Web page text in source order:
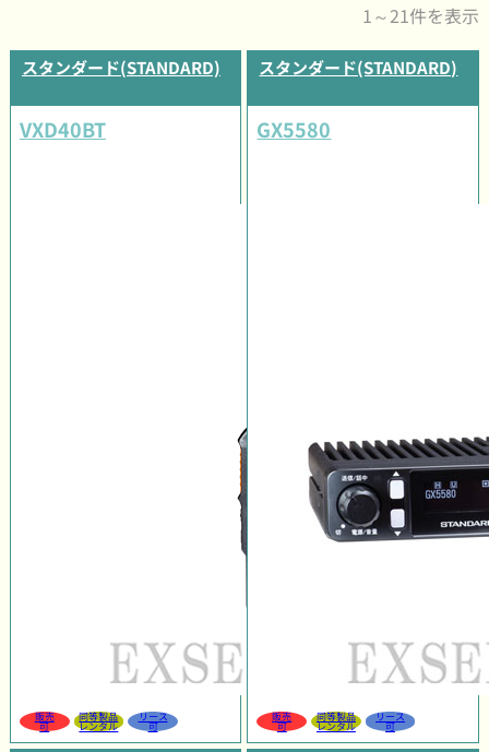
1～21件を表示
スタンダード(STANDARD)
VXD40BT
販売
可
同等製品
レンタル
リース
可
スタンダード(STANDARD)
GX5580
販売
可
同等製品
レンタル
リース
可